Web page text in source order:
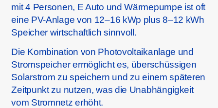
mit 4 Personen, E Auto und Wärmepumpe ist oft
eine PV-Anlage von 12–16 kWp plus 8–12 kWh
Speicher wirtschaftlich sinnvoll.
Die Kombination von Photovoltaikanlage und
Stromspeicher ermöglicht es, überschüssigen
Solarstrom zu speichern und zu einem späteren
Zeitpunkt zu nutzen, was die Unabhängigkeit
vom Stromnetz erhöht.